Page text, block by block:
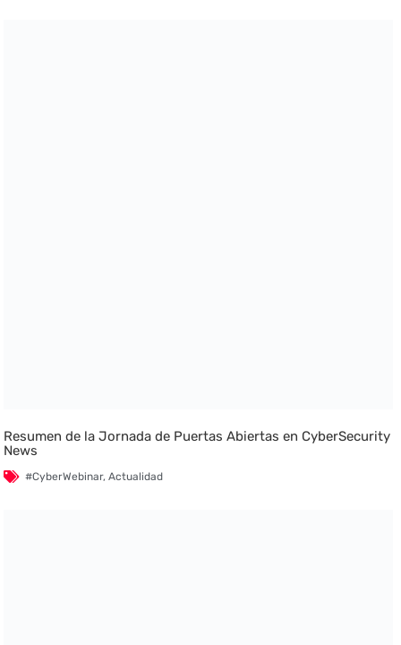
Resumen de la Jornada de Puertas Abiertas en CyberSecurity
News
#CyberWebinar,Actualidad